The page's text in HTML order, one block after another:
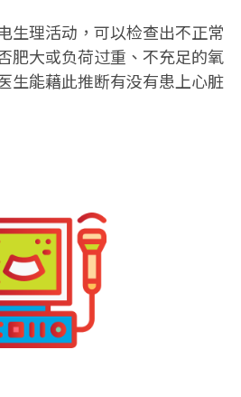
生理活动，可以检查出不正常
肥大或负荷过重、不充足的氧
生能藉此推断有没有患上心脏